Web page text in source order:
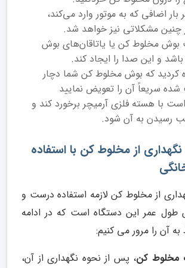
بار اضافی که به موتور وارد می‌کند،
مشکلاتی نیز خواهد شد.
مخلوط کن یا یاتاقان‌های بوش
و این صدا را ایجاد کند.
کردید که بوش مخلوط کن شما دچار
شده سریعاً آن را تعویض نمایید
با هسته فلزی آرمیچر برخورد کند و
رسیدن به آن شود.
از مخلوط کن با استفاده
از مخلوط کن لازمه استفاده درست و
طول عمر این دستگاه است که در ادامه
آن را مرور می کنیم:
مخلوط کن، پس از نحوه نگهداری از آن،